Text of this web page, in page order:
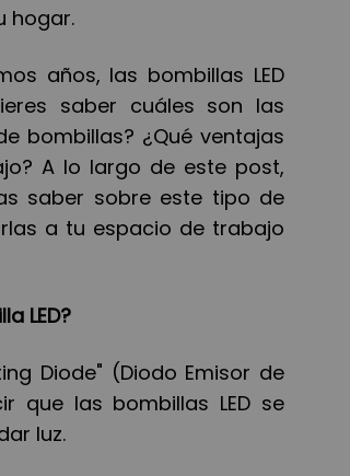
hogar.
años, las bombillas LED
saber cuáles son las
bombillas? ¿Qué ventajas
A lo largo de este post,
saber sobre este tipo de
a tu espacio de trabajo
LED?
Diode" (Diodo Emisor de
que las bombillas LED se
luz.